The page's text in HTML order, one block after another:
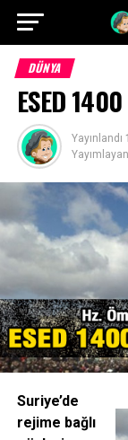
DÜNYA
ESED
Yayınlandı
Yayımlayan
Suriye’de
rejime bağlı